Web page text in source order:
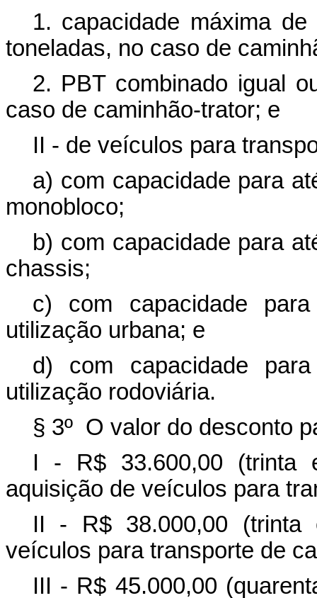
1. capacidade máxima
toneladas, no caso de
2. PBT combinado igual
caso de caminhão-trator; e
II - de veículos para
a) com capacidade para
monobloco;
b) com capacidade para
chassis;
c) com capacidade
utilização urbana; e
d) com capacidade
utilização rodoviária.
§ 3º O valor do desconto
I - R$ 33.600,00 (trinta
aquisição de veículos para
II - R$ 38.000,00
veículos para transporte de
III - R$ 45.000,00